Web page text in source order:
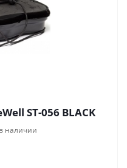
ST-056 BLACK
наличии